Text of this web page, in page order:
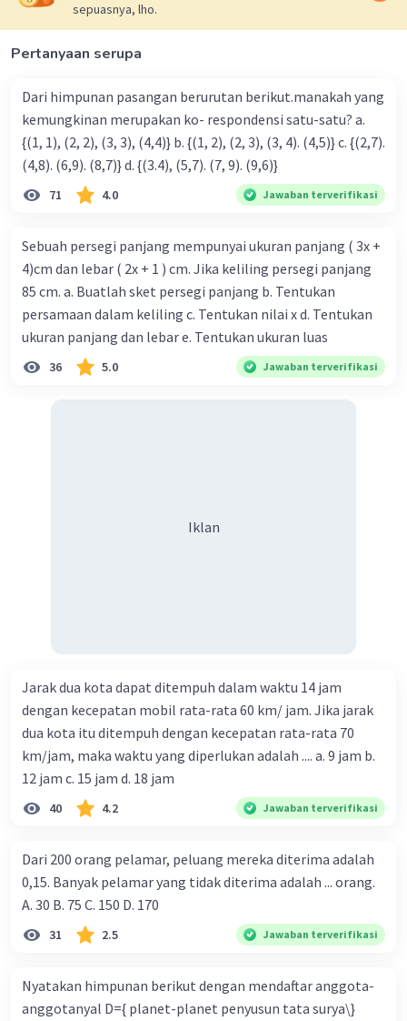
sepuasnya, lho.
Pertanyaan serupa
Dari himpunan pasangan berurutan berikut.manakah yang
kemungkinan merupakan ko- respondensi satu-satu? a.
{(1, 1), (2, 2), (3, 3), (4,4)} b. {(1, 2), (2, 3), (3, 4). (4,5)} c. {(2,7).
(4,8). (6,9). (8,7)} d. {(3.4), (5,7). (7, 9). (9,6)}
71 4.0 Jawaban terverifikasi
Sebuah persegi panjang mempunyai ukuran panjang ( 3x +
4)cm dan lebar ( 2x + 1 ) cm. Jika keliling persegi panjang
85 cm. a. Buatlah sket persegi panjang b. Tentukan
persamaan dalam keliling c. Tentukan nilai x d. Tentukan
ukuran panjang dan lebar e. Tentukan ukuran luas
36 5.0 Jawaban terverifikasi
Iklan
Jarak dua kota dapat ditempuh dalam waktu 14 jam
dengan kecepatan mobil rata-rata 60 km/ jam. Jika jarak
dua kota itu ditempuh dengan kecepatan rata-rata 70
km/jam, maka waktu yang diperlukan adalah .... a. 9 jam b.
12 jam c. 15 jam d. 18 jam
40 4.2 Jawaban terverifikasi
Dari 200 orang pelamar, peluang mereka diterima adalah
0,15. Banyak pelamar yang tidak diterima adalah ... orang.
A. 30 B. 75 C. 150 D. 170
31 2.5 Jawaban terverifikasi
Nyatakan himpunan berikut dengan mendaftar anggota-
anggotanyal D={ planet-planet penyusun tata surya\}